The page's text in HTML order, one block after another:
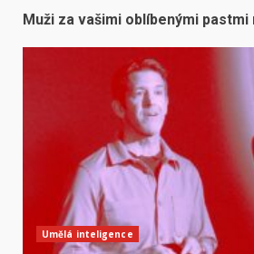
Muži za vašimi oblíbenými pastmi
Umělá inteligence